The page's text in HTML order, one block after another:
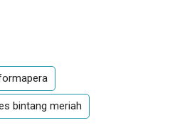
bintang meriah